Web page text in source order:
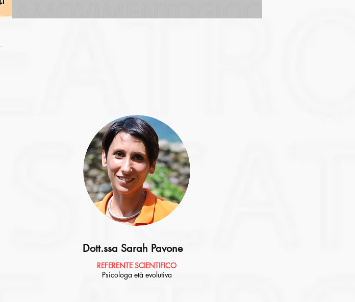
Dott.ssa Sarah Pavone
REFERENTE SCIENTIFICO
Psicologa età evolutiva